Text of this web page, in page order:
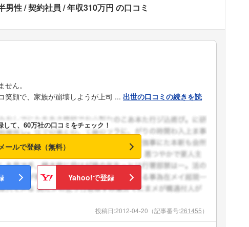
男性 契約社員 年収310万円 の口コミ
ん。
笑顔で、家族が崩壊しようが上司 ... 出世の口コミの続きを読
して、60万社の口コミをチェック！
メールで登録（無料）
Yahoo!で登録
投稿日:2012-04-20 （記事番号:261455）